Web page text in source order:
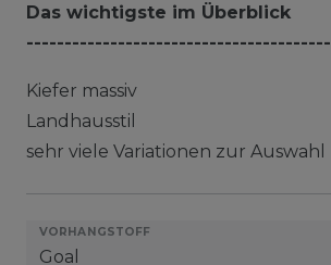
Das wichtigste im Überblick
----------------------------------------
Kiefer massiv
Landhausstil
sehr viele Variationen zur Auswahl
VORHANGSTOFF